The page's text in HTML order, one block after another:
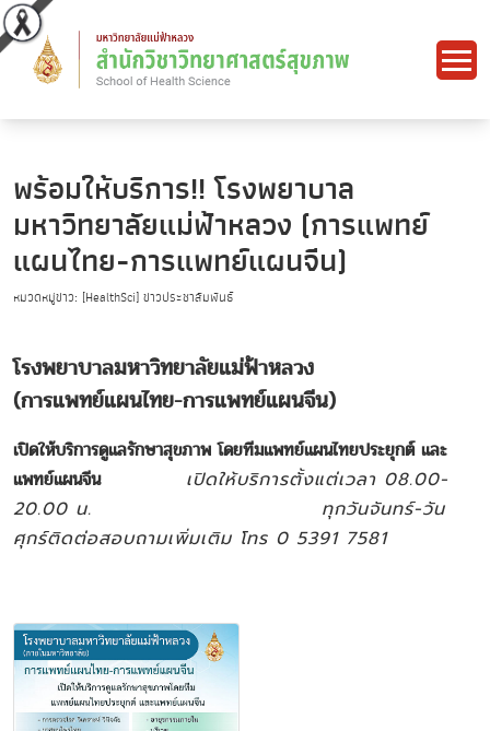
พร้อมให้บริการ!! โรงพยาบาล
มหาวิทยาลัยแม่ฟ้าหลวง (การแพทย์
แผนไทย-การแพทย์แผนจีน)
หมวดหมู่ข่าว: [HealthSci] ข่าวประชาสัมพันธ์
โรงพยาบาลมหาวิทยาลัยแม่ฟ้าหลวง
(การแพทย์แผนไทย-การแพทย์แผนจีน)
เปิดให้บริการดูแลรักษาสุขภาพ โดยทีมแพทย์แผนไทยประยุกต์ และ
แพทย์แผนจีน
เปิดให้บริการตั้งแต่เวลา 08.00-
20.00 น. ทุกวันจันทร์-วัน
ศุกร์ติดต่อสอบถามเพิ่มเติม โทร 0 5391 7581